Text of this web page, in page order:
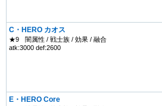
C・HERO カオス
★9
闇属性 / 戦士族 / 効果 / 融合
atk:3000 def:2600
E・HERO Core